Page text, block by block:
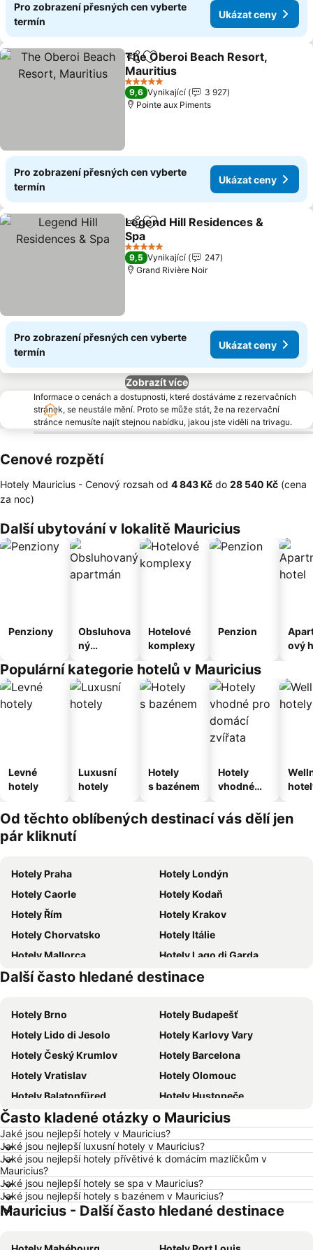
Pro zobrazení přesných cen vyberte
termín
Ukázat ceny
SdíletPřidat na seznam oblíbených
The Oberoi Beach Resort,
Mauritius
Ukázat ceny
5 Počet hvězdiček
9,6 Vynikající
3 927
Pointe aux Piments
Pro zobrazení přesných cen vyberte
termín
Ukázat ceny
SdíletPřidat na seznam oblíbených
Legend Hill Residences &
Spa
Ukázat ceny
5 Počet hvězdiček
9,5 Vynikající
247
Grand Rivière Noir
Pro zobrazení přesných cen vyberte
termín
Ukázat ceny
Zobrazít více
Informace o cenách a dostupnosti, které dostáváme z rezervačních
stránek, se neustále mění. Proto se může stát, že na rezervační
stránce nemusíte najít stejnou nabídku, jakou jste viděli na trivagu.
Cenové rozpětí
Hotely Mauricius - Cenový rozsah od ‎4 843 Kč do ‎28 540 Kč (cena
za noc)
Další ubytování v lokalitě Mauricius
Penziony
Obsluhova
ný
Hotelové
komplexy
Penzion
ový
Populární kategorie hotelů v Mauricius
Levné
hotely
Luxusní
hotely
Hotely
s bazénem
Hotely
vhodné
domácí
zvířata
Od těchto oblíbených destinací vás dělí jen
pár kliknutí
Hotely Praha
Hotely Londýn
Hotely Caorle
Hotely Kodaň
Hotely Řím
Hotely Krakov
Hotely Chorvatsko
Hotely Itálie
Hotely Mallorca
Hotely Lago di Garda
Hotely Česká republika
Hotely Vysočina
Další často hledané destinace
Hotely Brno
Hotely Budapešť
Hotely Lido di Jesolo
Hotely Karlovy Vary
Hotely Český Krumlov
Hotely Barcelona
Hotely Vratislav
Hotely Olomouc
Hotely Balatonfüred
Hotely Hustopeče
Hotely Vídeň
Hotely Hurghada
Hotely Bratislava
Hotely Kolobrzeg
Hotely Třeboň
Hotely Málaga
Hotely Amsterdam
Hotely Ostrava
Hotely Lignano Sabbiadoro
Hotely Istrie
Hotely Šumava
Hotely Wolfgangsee
Často kladené otázky o Mauricius
Jaké jsou nejlepší hotely v Mauricius?
Jaké jsou nejlepší luxusní hotely v Mauricius?
Jaké jsou nejlepší hotely přívětivé k domácím mazlíčkům v
Mauricius?
Jaké jsou nejlepší hotely se spa v Mauricius?
Jaké jsou nejlepší hotely s bazénem v Mauricius?
Mauricius - Další často hledané destinace